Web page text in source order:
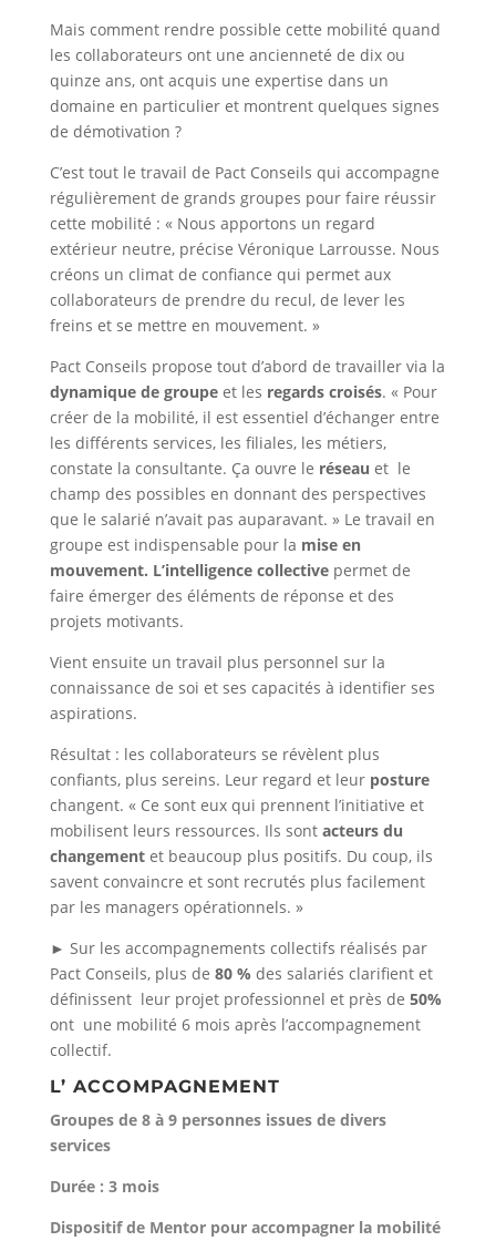
Mais comment rendre possible cette mobilité quand
les collaborateurs ont une ancienneté de dix ou
quinze ans, ont acquis une expertise dans un
domaine en particulier et montrent quelques signes
de démotivation ?
C’est tout le travail de Pact Conseils qui accompagne
régulièrement de grands groupes pour faire réussir
cette mobilité : « Nous apportons un regard
extérieur neutre, précise Véronique Larrousse. Nous
créons un climat de confiance qui permet aux
collaborateurs de prendre du recul, de lever les
freins et se mettre en mouvement. »
Pact Conseils propose tout d’abord de travailler via la
dynamique de groupeet les regards croisés. « Pour
créer de la mobilité, il est essentiel d’échanger entre
les différents services, les filiales, les métiers,
constate la consultante. Ça ouvre le réseau et le
champ des possibles en donnant des perspectives
que le salarié n’avait pas auparavant. » Le travail en
groupe est indispensable pour la mise en
mouvement. L’intelligence collectivepermet de
faire émerger des éléments de réponse et des
projets motivants.
Vient ensuite un travail plus personnel sur la
connaissance de soi et ses capacités à identifier ses
aspirations.
Résultat : les collaborateurs se révèlent plus
confiants, plus sereins. Leur regard et leur posture
changent. « Ce sont eux qui prennent l’initiative et
mobilisent leurs ressources. Ils sont acteurs du
changementet beaucoup plus positifs. Du coup, ils
savent convaincre et sont recrutés plus facilement
par les managers opérationnels. »
► Sur les accompagnements collectifs réalisés par
Pact Conseils, plus de 80 % des salariés clarifient et
définissent leur projet professionnel et près de 50%
ont une mobilité 6 mois après l’accompagnement
collectif.
L’ ACCOMPAGNEMENT
Groupes de 8 à 9 personnes issues de divers
services
Durée : 3 mois
Dispositif de Mentor pour accompagner la mobilité